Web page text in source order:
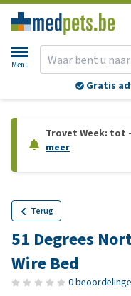
Menu
Gratis
Trovet Week: tot
meer
Terug
51 Degrees
Wire Bed
0